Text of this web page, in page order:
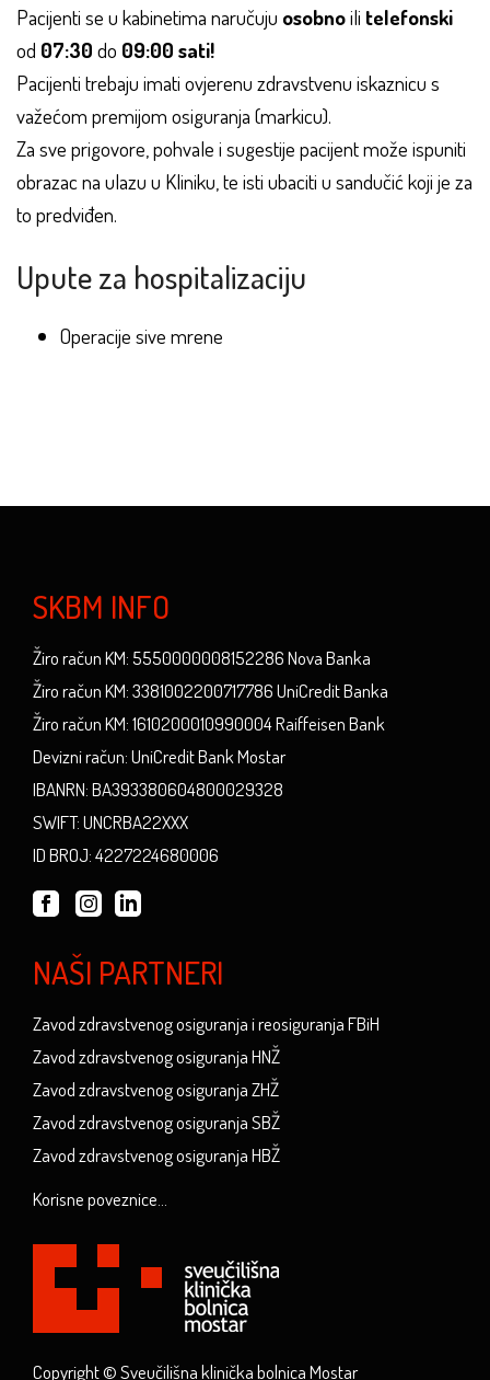
Pacijenti se u kabinetima naručuju osobnoili telefonski
od 07:30 do 09:00 sati!
Pacijenti trebaju imati ovjerenu zdravstvenu iskaznicu s
važećom premijom osiguranja (markicu).
Za sve prigovore, pohvale i sugestije pacijent može ispuniti
obrazac na ulazu u Kliniku, te isti ubaciti u sandučić koji je za
to predviđen.
Upute za hospitalizaciju
Operacije sive mrene
SKBM INFO
Žiro račun KM: 5550000008152286 Nova Banka
Žiro račun KM: 3381002200717786 UniCredit Banka
Žiro račun KM: 1610200010990004 Raiffeisen Bank
Devizni račun: UniCredit Bank Mostar
IBANRN: BA393380604800029328
SWIFT: UNCRBA22XXX
ID BROJ: 4227224680006
NAŠI PARTNERI
Zavod zdravstvenog osiguranja i reosiguranja FBiH
Zavod zdravstvenog osiguranja HNŽ
Zavod zdravstvenog osiguranja ZHŽ
Zavod zdravstvenog osiguranja SBŽ
Zavod zdravstvenog osiguranja HBŽ
Korisne poveznice...
Copyright © Sveučilišna klinička bolnica Mostar